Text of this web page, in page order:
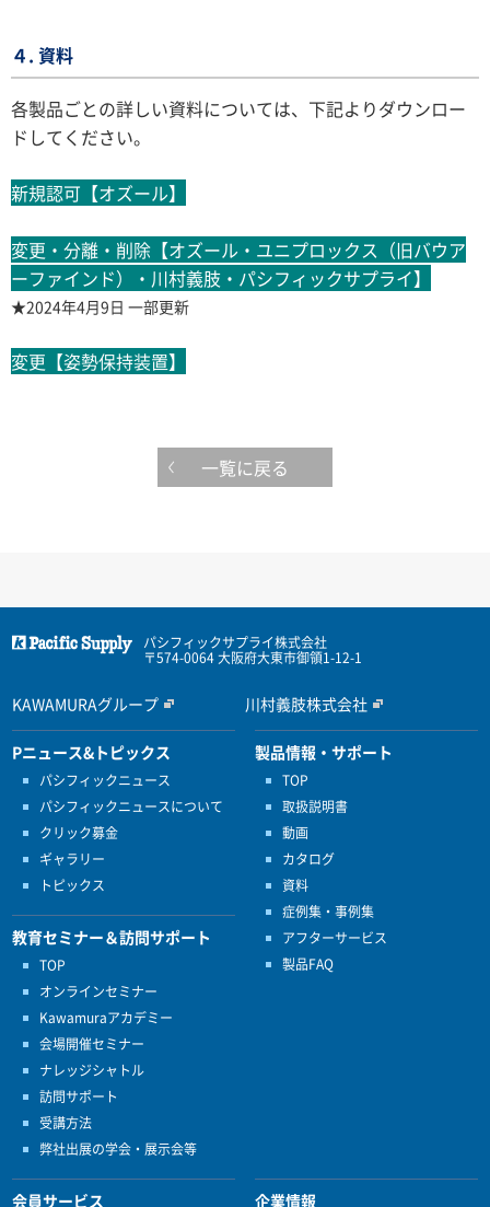
４. 資料
各製品ごとの詳しい資料については、下記よりダウンロー
ドしてください。
新規認可【オズール】
変更・分離・削除【オズール・ユニプロックス（旧バウア
ーファインド）・川村義肢・パシフィックサプライ】
★2024年4月9日 一部更新
変更【姿勢保持装置】
一覧に戻る
パシフィックサプライ株式会社
〒574-0064 大阪府大東市御領1-12-1
KAWAMURAグループ 川村義肢株式会社
Pニュース&トピックス
パシフィックニュース
パシフィックニュースについて
クリック募金
ギャラリー
トピックス
教育セミナー＆訪問サポート
TOP
オンラインセミナー
Kawamuraアカデミー
会場開催セミナー
ナレッジシャトル
訪問サポート
受講方法
弊社出展の学会・展示会等
製品情報・サポート
TOP
取扱説明書
動画
カタログ
資料
症例集・事例集
アフターサービス
製品FAQ
会員サービス 企業情報